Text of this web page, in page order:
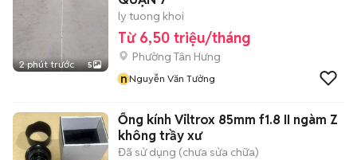
2 phút trước 5
ly tuong khoi
Từ 6,50 triệu/tháng
Phường Tân Hưng
nNguyễn Văn Tưởng
Ống kính Viltrox 85mm f1.8 II ngàm Z
không trầy xư
Đã sử dụng (chưa sửa chữa)